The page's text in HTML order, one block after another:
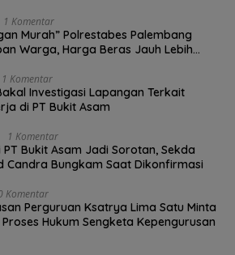
1 Komentar
Murah” Polrestabes Palembang
Warga, Harga Beras Jauh Lebih
1 Komentar
Investigasi Lapangan Terkait
di PT Bukit Asam
1 Komentar
PT Bukit Asam Jadi Sorotan, Sekda
Candra Bungkam Saat Dikonfirmasi
Komentar
Perguruan Ksatrya Lima Satu Minta
Hukum Sengketa Kepengurusan